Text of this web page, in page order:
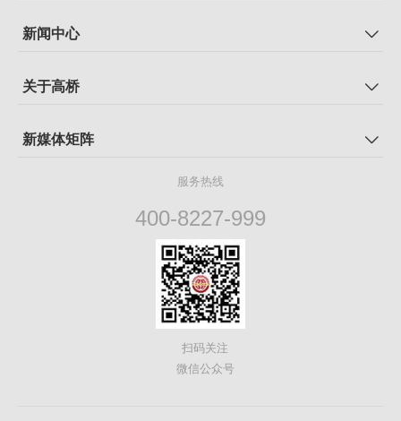
新闻中心
关于高桥
新媒体矩阵
服务热线
400-8227-999
扫码关注
微信公众号